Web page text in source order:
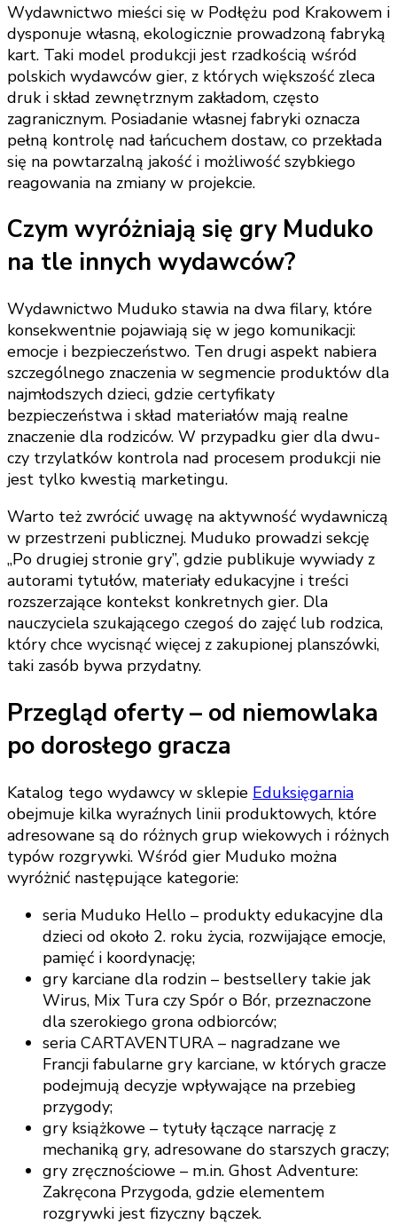
Wydawnictwo mieści się w Podłężu pod Krakowem i
dysponuje własną, ekologicznie prowadzoną fabryką
kart. Taki model produkcji jest rzadkością wśród
polskich wydawców gier, z których większość zleca
druk i skład zewnętrznym zakładom, często
zagranicznym. Posiadanie własnej fabryki oznacza
pełną kontrolę nad łańcuchem dostaw, co przekłada
się na powtarzalną jakość i możliwość szybkiego
reagowania na zmiany w projekcie.
Czym wyróżniają się gry Muduko
na tle innych wydawców?
Wydawnictwo Muduko stawia na dwa filary, które
konsekwentnie pojawiają się w jego komunikacji:
emocje i bezpieczeństwo. Ten drugi aspekt nabiera
szczególnego znaczenia w segmencie produktów dla
najmłodszych dzieci, gdzie certyfikaty
bezpieczeństwa i skład materiałów mają realne
znaczenie dla rodziców. W przypadku gier dla dwu-
czy trzylatków kontrola nad procesem produkcji nie
jest tylko kwestią marketingu.
Warto też zwrócić uwagę na aktywność wydawniczą
w przestrzeni publicznej. Muduko prowadzi sekcję
„Po drugiej stronie gry”, gdzie publikuje wywiady z
autorami tytułów, materiały edukacyjne i treści
rozszerzające kontekst konkretnych gier. Dla
nauczyciela szukającego czegoś do zajęć lub rodzica,
który chce wycisnąć więcej z zakupionej planszówki,
taki zasób bywa przydatny.
Przegląd oferty – od niemowlaka
po dorosłego gracza
Katalog tego wydawcy w sklepie Eduksięgarnia
obejmuje kilka wyraźnych linii produktowych, które
adresowane są do różnych grup wiekowych i różnych
typów rozgrywki. Wśród gier Muduko można
wyróżnić następujące kategorie:
seria Muduko Hello – produkty edukacyjne dla
dzieci od około 2. roku życia, rozwijające emocje,
pamięć i koordynację;
gry karciane dla rodzin – bestsellery takie jak
Wirus, Mix Tura czy Spór o Bór, przeznaczone
dla szerokiego grona odbiorców;
seria CARTAVENTURA – nagradzane we
Francji fabularne gry karciane, w których gracze
podejmują decyzje wpływające na przebieg
przygody;
gry książkowe – tytuły łączące narrację z
mechaniką gry, adresowane do starszych graczy;
gry zręcznościowe – m.in. Ghost Adventure:
Zakręcona Przygoda, gdzie elementem
rozgrywki jest fizyczny bączek.